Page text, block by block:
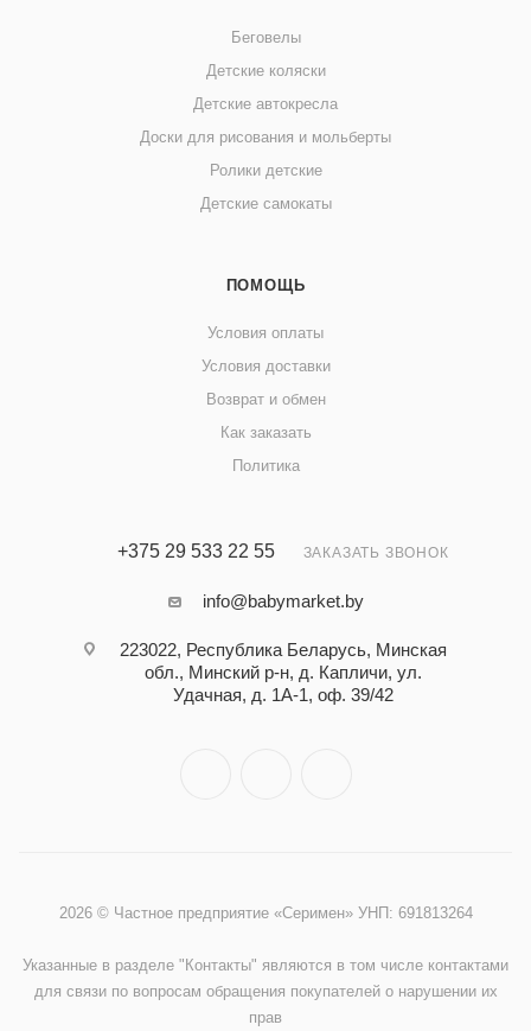
Беговелы
Детские коляски
Детские автокресла
Доски для рисования и мольберты
Ролики детские
Детские самокаты
ПОМОЩЬ
Условия оплаты
Условия доставки
Возврат и обмен
Как заказать
Политика
+375 29 533 22 55 ЗАКАЗАТЬ ЗВОНОК
info@babymarket.by
223022, Республика Беларусь, Минская
обл., Минский р-н, д. Капличи, ул.
Удачная, д. 1А-1, оф. 39/42
2026 © Частное предприятие «Серимен» УНП: 691813264
Указанные в разделе "Контакты" являются в том числе контактами
для связи по вопросам обращения покупателей о нарушении их
прав